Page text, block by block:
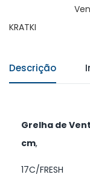
KRATKI
Descrição
Grelha de
cm,
17C/FRESH